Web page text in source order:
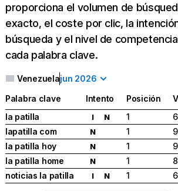
proporciona el volumen de
exacto, el coste por clic, la
búsqueda y el nivel de
cada palabra clave.
Venezuelajun 2026
Palabra clave Intento Posición
la patilla
I N 1
lapatilla com
N 1
la patilla hoy
N 1
la patilla home
N 1
noticias la patilla
I N 1